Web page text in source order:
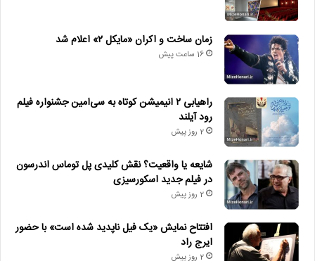
زمان ساخت و اکران «مایکل ۲» اعلام شد
16 ساعت پیش
راهیابی ۲ انیمیشن کوتاه به سی‌امین جشنواره فیلم
رود آیلند
2 روز پیش
شایعه یا واقعیت؟ نقش کلیدی پل توماس اندرسون
در فیلم جدید اسکورسیزی
2 روز پیش
افتتاح نمایش «یک فیل ناپدید شده است» با حضور
ایرج راد
2 روز پیش